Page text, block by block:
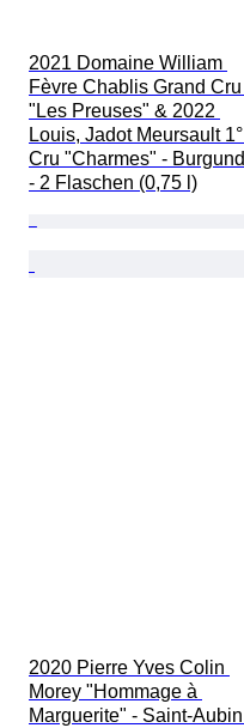
2021 Domaine William
Fèvre Chablis Grand Cru
"Les Preuses" & 2022
Louis, Jadot Meursault 1°
Cru "Charmes" - Burgund
- 2 Flaschen (0,75 l)
2020 Pierre Yves Colin
Morey "Hommage à
Marguerite" - Saint-Aubin